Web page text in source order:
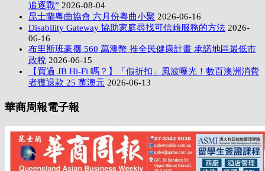
追逐戰” 2026-08-04
昆士蘭粵曲協會 六月份粵曲小聚 2026-06-16
Disability Gateway 協助家庭尋找可信賴服務的方法 2026-
06-16
布里斯班豪擲 560 萬澳幣 推全民健康計畫 承諾地區最低市
政稅 2026-06-15
【買過 JB Hi-Fi 嗎？】「假折扣」風波曝光！數百澳洲消費
者獲退款 25 萬澳元 2026-06-13
華商周報電子報